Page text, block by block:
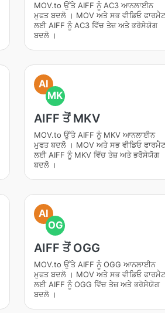
MOV.to ਉੱਤੇ AIFF ਨੂੰ AC3 ਆਨਲਾਈਨ
ਮੁਫਤ ਬਦਲੋ । MOV ਅਤੇ ਸਭ ਵੀਡਿਓ ਫਾਰਮੈਟ
ਲਈ AIFF ਨੂੰ AC3 ਵਿੱਚ ਤੇਜ਼ ਅਤੇ ਭਰੋਸੇਯੋਗ
ਬਦਲੋ ।
AI
MK
AIFF ਤੋਂ MKV
MOV.to ਉੱਤੇ AIFF ਨੂੰ MKV ਆਨਲਾਈਨ
ਮੁਫਤ ਬਦਲੋ । MOV ਅਤੇ ਸਭ ਵੀਡਿਓ ਫਾਰਮੈਟ
ਲਈ AIFF ਨੂੰ MKV ਵਿੱਚ ਤੇਜ਼ ਅਤੇ ਭਰੋਸੇਯੋਗ
ਬਦਲੋ ।
AI
OG
AIFF ਤੋਂ OGG
MOV.to ਉੱਤੇ AIFF ਨੂੰ OGG ਆਨਲਾਈਨ
ਮੁਫਤ ਬਦਲੋ । MOV ਅਤੇ ਸਭ ਵੀਡਿਓ ਫਾਰਮੈਟ
ਲਈ AIFF ਨੂੰ OGG ਵਿੱਚ ਤੇਜ਼ ਅਤੇ ਭਰੋਸੇਯੋਗ
ਬਦਲੋ ।